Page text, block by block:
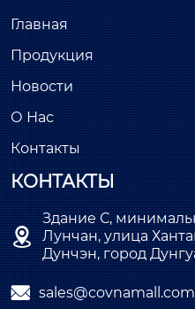
Главная
Продукция
Новости
О Нас
Контакты
КОНТАКТЫ

Здание С,
Лунчан, улица
Дунчэн, город
 sales@covnamall.com